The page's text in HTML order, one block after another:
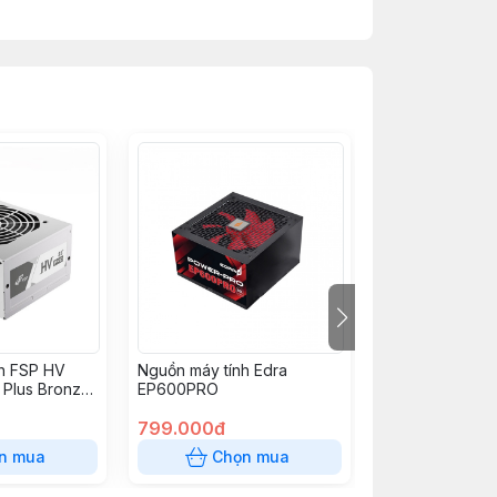
FSP HV
Bronze
mua
Nguồn máy tính Edra
EP600PRO
799.000đ
Chọn mua